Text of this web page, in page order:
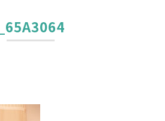
_65A3064